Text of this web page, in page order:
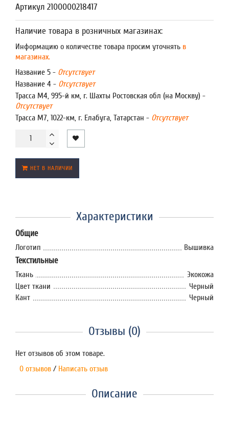
Артикул 2100000218417
Наличие товара в розничных магазинах:
Информацию о количестве товара просим уточнять в
магазинах.
Название 5 - Отсутствует
Название 4 - Отсутствует
Трасса М4, 995-й км, г. Шахты Ростовская обл (на Москву) -
Отсутствует
Трасса М7, 1022-км, г. Елабуга, Татарстан - Отсутствует
НЕТ В НАЛИЧИИ
Характеристики
Общие
Логотип Вышивка
Текстильные
Ткань
Экокожа
Цвет ткани
Черный
Кант
Черный
Отзывы (0)
Нет отзывов об этом товаре.
0 отзывов / Написать отзыв
Описание